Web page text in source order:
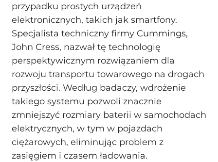
przypadku prostych urządzeń
elektronicznych, takich jak smartfony.
Specjalista techniczny firmy Cummings,
John Cress, nazwał tę technologię
perspektywicznym rozwiązaniem dla
rozwoju transportu towarowego na drogach
przyszłości. Według badaczy, wdrożenie
takiego systemu pozwoli znacznie
zmniejszyć rozmiary baterii w samochodach
elektrycznych, w tym w pojazdach
ciężarowych, eliminując problem z
zasięgiem i czasem ładowania.